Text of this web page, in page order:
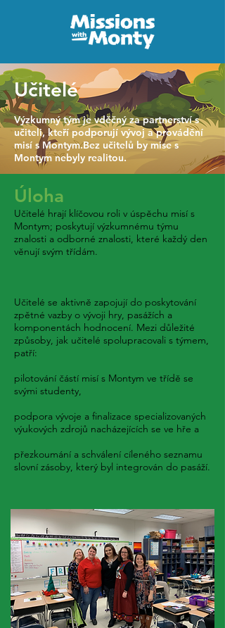
Učitelé
Výzkumný tým je vděčný za partnerství s
učiteli, kteří podporují vývoj a provádění
misí s Montym.Bez učitelů by mise s
Montym nebyly realitou.
Úloha
Učitelé hrají klíčovou roli v úspěchu misí s
Montym; poskytují výzkumnému týmu
znalosti a odborné znalosti, které každý den
věnují svým třídám.
Učitelé se aktivně zapojují do poskytování
zpětné vazby o vývoji hry, pasážích a
komponentách hodnocení. Mezi důležité
způsoby, jak učitelé spolupracovali s týmem,
patří:
pilotování částí misí s Montym ve třídě se
svými studenty,
podpora vývoje a finalizace specializovaných
výukových zdrojů nacházejících se ve hře a
přezkoumání a schválení cíleného seznamu
slovní zásoby, který byl integrován do pasáží.